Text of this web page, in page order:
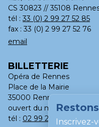
CS 30823 // 35108
tél :33 (0) 2 99 27 52 85
fax : 33 (0) 2 99 27 52 76
email
BILLETTERIE
Opéra de Rennes
Place de la Mairie
35000 Rennes
ouvert du mardi au
tél : 02 99 275 275Inscrivez-